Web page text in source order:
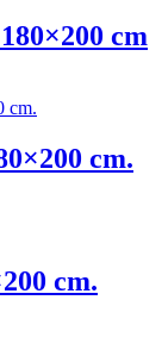
cm
cm.
cm.